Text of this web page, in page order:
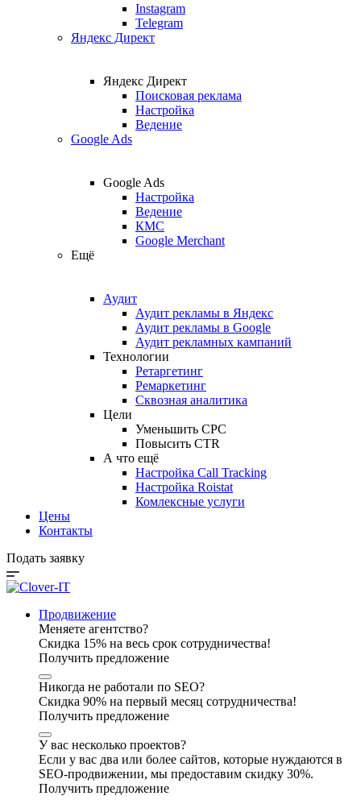
Instagram
Telegram
Яндекс Директ
Яндекс Директ
Поисковая реклама
Настройка
Ведение
Google Ads
Google Ads
Настройка
Ведение
КМС
Google Merchant
Ещё
Аудит
Аудит рекламы в Яндекс
Аудит рекламы в Google
Аудит рекламных кампаний
Технологии
Ретаргетинг
Ремаркетинг
Сквозная аналитика
Цели
Уменьшить CPC
Повысить CTR
А что ещё
Настройка Call Tracking
Настройка Roistat
Комлексные услуги
Цены
Контакты
Подать заявку
Продвижение
Меняете агентство?
Скидка 15% на весь срок сотрудничества!
Получить предложение
Никогда не работали по SEO?
Скидка 90% на первый месяц сотрудничества!
Получить предложение
У вас несколько проектов?
Если у вас два или более сайтов, которые нуждаются в
SEO-продвижении, мы предоставим скидку 30%.
Получить предложение